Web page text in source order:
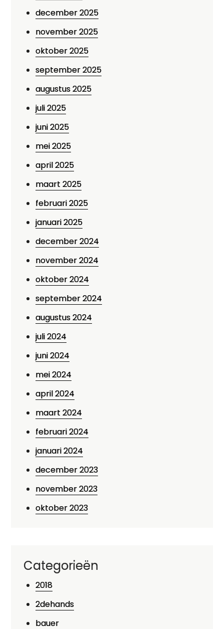
december 2025
november 2025
oktober 2025
september 2025
augustus 2025
juli 2025
juni 2025
mei 2025
april 2025
maart 2025
februari 2025
januari 2025
december 2024
november 2024
oktober 2024
september 2024
augustus 2024
juli 2024
juni 2024
mei 2024
april 2024
maart 2024
februari 2024
januari 2024
december 2023
november 2023
oktober 2023
Categorieën
2018
2dehands
bauer